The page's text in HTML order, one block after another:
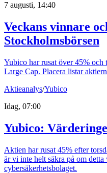
7 augusti, 14:40
Veckans vinnare
Stockholmsbörsen
Yubico har rusat över 45% och
Large Cap. Placera listar
Aktieanalys/Yubico
Idag, 07:00
Yubico:
Aktien har rusat 45% efter
är vi inte helt säkra på om
cybersäkerhetsbolaget.